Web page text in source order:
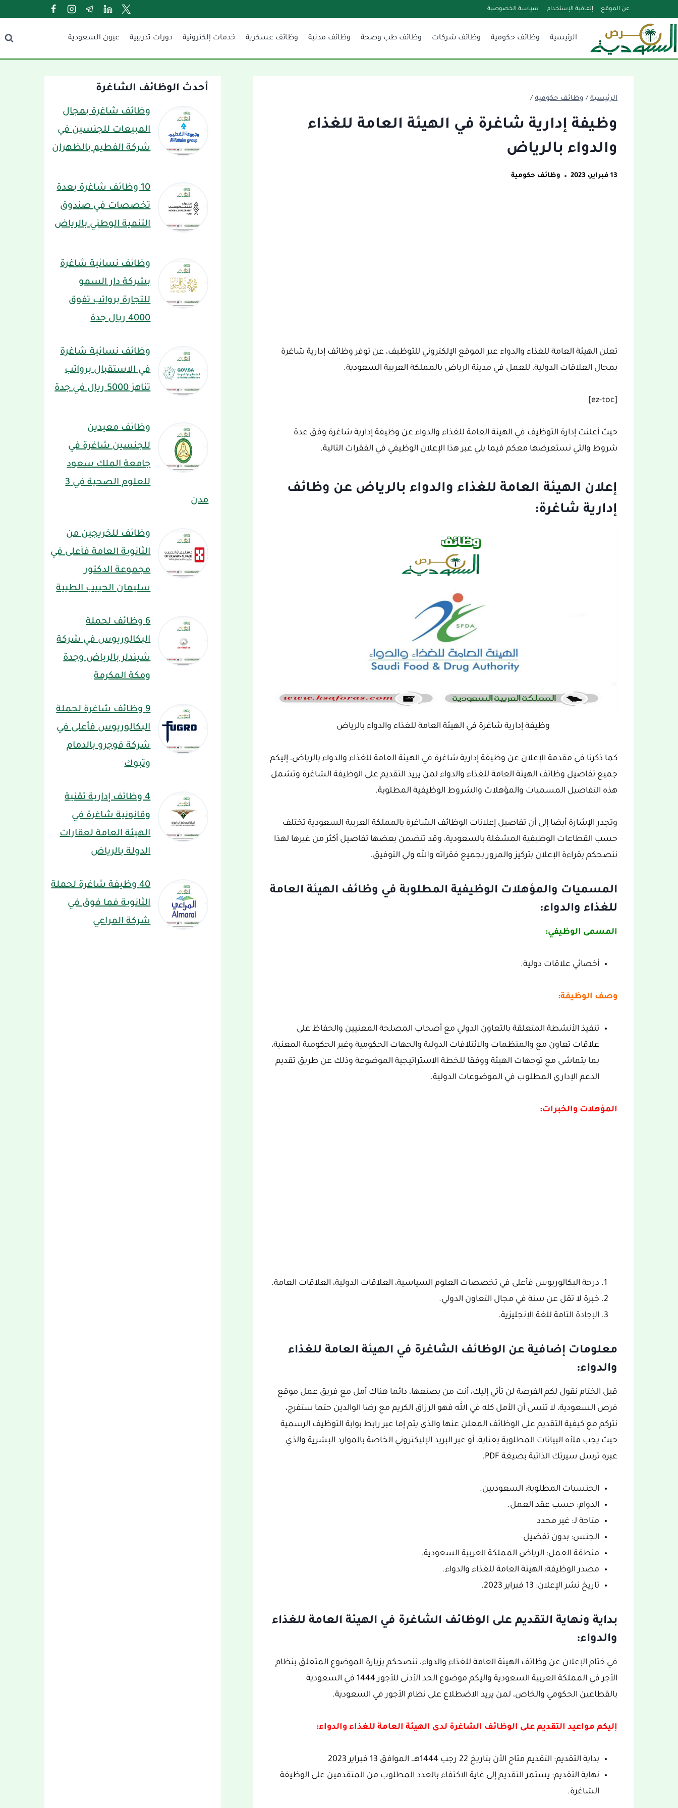
إلى
المحتوى
عن الموقع إتفاقية الإستخدام سياسة الخصوصية
الرئيسية وظائف حكومية وظائف شركات وظائف طب وصحة وظائف مدنية وظائف عسكرية خدمات إلكترونية دورات تدريبية عيون السعودية
الرئيسية / وظائف حكومية /
وظيفة إدارية شاغرة في الهيئة العامة للغذاء
والدواء بالرياض
13 فبراير، 2023 وظائف حكومية
تعلن الهيئة العامة للغذاء والدواء عبر الموقع الإلكتروني للتوظيف، عن توفر وظائف إدارية شاغرة
بمجال العلاقات الدولية، للعمل في مدينة الرياض بالمملكة العربية السعودية.
[ez-toc]
حيث أعلنت إدارة التوظيف في الهيئة العامة للغذاء والدواء عن وظيفة إدارية شاغرة وفق عدة
شروط والتي نستعرضها معكم فيما يلي عبر هذا الإعلان الوظيفي في الفقرات التالية.
إعلان الهيئة العامة للغذاء والدواء بالرياض عن وظائف
إدارية شاغرة:
وظيفة إدارية شاغرة في الهيئة العامة للغذاء والدواء بالرياض
كما ذكرنا في مقدمة الإعلان عن وظيفة إدارية شاغرة في الهيئة العامة للغذاء والدواء بالرياض، إليكم
جميع تفاصيل وظائف الهيئة العامة للغذاء والدواء لمن يريد التقديم على الوظيفة الشاغرة وتشمل
هذه التفاصيل المسميات والمؤهلات والشروط الوظيفية المطلوبة.
وتجدر الإشارة أيضا إلى أن تفاصيل إعلانات الوظائف الشاغرة بالمملكة العربية السعودية تختلف
حسب القطاعات الوظيفية المشغلة بالسعودية، وقد تتضمن بعضها تفاصيل أكثر من غيرها لهذا
ننصحكم بقراءة الإعلان بتركيز والمرور بجميع فقراته والله ولي التوفيق.
المسميات والمؤهلات الوظيفية المطلوبة في وظائف الهيئة العامة
للغذاء والدواء:
المسمى الوظيفي:
أخصائي علاقات دولية.
وصف الوظيفة:
تنفيذ الأنشطة المتعلقة بالتعاون الدولي مع أصحاب المصلحة المعنيين والحفاظ على
علاقات تعاون مع والمنظمات والائتلافات الدولية والجهات الحكومية وغير الحكومية المعنية،
بما يتماشى مع توجهات الهيئة ووفقا للخطة الاستراتيجية الموضوعة وذلك عن طريق تقديم
الدعم الإداري المطلوب في الموضوعات الدولية.
المؤهلات والخبرات:
درجة البكالوريوس فأعلى في تخصصات العلوم السياسية، العلاقات الدولية، العلاقات العامة.
خبرة لا تقل عن سنة في مجال التعاون الدولي.
الإجادة التامة للغة الإنجليزية.
معلومات إضافية عن الوظائف الشاغرة في الهيئة العامة للغذاء
والدواء:
قبل الختام نقول لكم الفرصة لن تأتي إليك، أنت من يصنعها، دائما هناك أمل مع فريق عمل موقع
فرص السعودية، لا تنسى أن الأمل كله في الله فهو الرزاق الكريم مع رضا الوالدين حتما ستفرج،
نتركم مع كيفية التقديم على الوظائف المعلن عنها والذي يتم إما عبر رابط بوابة التوظيف الرسمية
حيث يجب ملأه البيانات المطلوبة بعناية، أو عبر البريد الإليكتروني الخاصة بالموارد البشرية والذي
عبره ترسل سيرتك الذاتية بصيغة PDF.
الجنسيات المطلوبة: السعوديين.
الدوام: حسب عقد العمل.
متاحة لـ: غير محدد
الجنس: بدون تفضيل
منطقة العمل: الرياض المملكة العربية السعودية.
مصدر الوظيفة: الهيئة العامة للغذاء والدواء.
تاريخ نشر الإعلان: 13 فبراير 2023.
بداية ونهاية التقديم على الوظائف الشاغرة في الهيئة العامة للغذاء
والدواء:
في ختام الإعلان عن وظائف الهيئة العامة للغذاء والدواء، ننصحكم بزيارة الموضوع المتعلق بنظام
الأجر في المملكة العربية السعودية واليكم موضوع الحد الأدنى للأجور 1444 في السعودية
بالقطاعين الحكومي والخاص، لمن يريد الاضطلاع على نظام الأجور في السعودية.
إليكم مواعيد التقديم على الوظائف الشاغرة لدى الهيئة العامة للغذاء والدواء:
بداية التقديم: التقديم متاح الأن بتاريخ 22 رجب 1444هـ، الموافق 13 فبراير 2023
نهاية التقديم: يستمر التقديم إلى غاية الاكتفاء بالعدد المطلوب من المتقدمين على الوظيفة
الشاغرة.
أحدث الوظائف الشاغرة
وظائف شاغرة بمجال
المبيعات للجنسين في
شركة الفطيم بالظهران
10 وظائف شاغرة بعدة
تخصصات في صندوق
التنمية الوطني بالرياض
وظائف نسائية شاغرة
بشركة دار السمو
للتجارة برواتب تفوق
4000 ريال جدة
وظائف نسائية شاغرة
في الاستقبال برواتب
تناهز 5000 ريال في جدة
وظائف معيدين
للجنسين شاغرة في
جامعة الملك سعود
للعلوم الصحية في 3
مدن
وظائف للخريجين من
الثانوية العامة فأعلى في
مجموعة الدكتور
سليمان الحبيب الطبية
6 وظائف لحملة
البكالوريوس في شركة
شيندلر بالرياض وجدة
ومكة المكرمة
9 وظائف شاغرة لحملة
البكالوريوس فأعلى في
شركة فوجرو بالدمام
وتبوك
4 وظائف إدارية تقنية
وقانونية شاغرة في
الهيئة العامة لعقارات
الدولة بالرياض
40 وظيفة شاغرة لحملة
الثانوية فما فوق في
شركة المراعي